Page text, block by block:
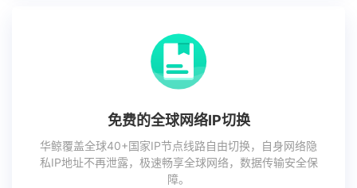
免费的全球网络IP切换
华鲸覆盖全球40+国家IP节点线路自由切换，自身网络隐
私IP地址不再泄露，极速畅享全球网络，数据传输安全保
障。